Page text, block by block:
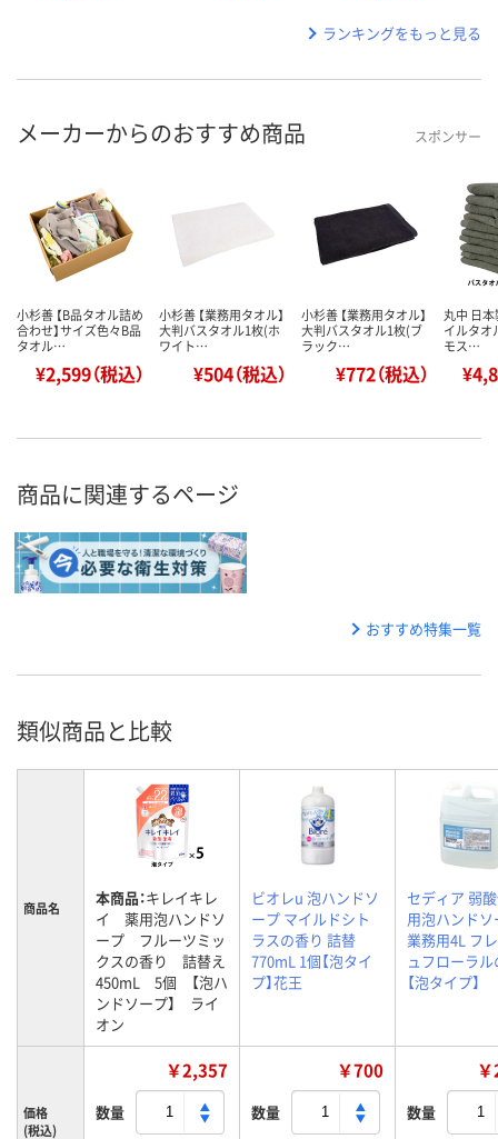
ランキングをもっと見る
メーカーからのおすすめ商品 スポンサー
小杉善 【B品タオル詰め
合わせ】サイズ色々B品
タオル…
¥2,599（税込）
小杉善 【業務用タオル】
大判バスタオル1枚(ホ
ワイト…
¥504（税込）
小杉善 【業務用タオル】
大判バスタオル1枚(ブ
ラック…
¥772（税込）
丸中 日
イルタオ
モス…
商品に関連するページ
おすすめ特集一覧
類似商品と比較
商品名 本商品：キレイキレ
イ 薬用泡ハンドソ
ープ フルーツミッ
クスの香り 詰替え
450mL 5個 【泡ハ
ンドソープ】 ライ
オン
ビオレu 泡ハンドソ
ープ マイルドシト
ラスの香り 詰替
770mL 1個【泡タイ
プ】花王
セディア 弱
用泡ハンドソ
業務用4L フ
ュフローラ
【泡タイプ】
価格
(税込)
￥2,357
数量
￥700
数量 数量